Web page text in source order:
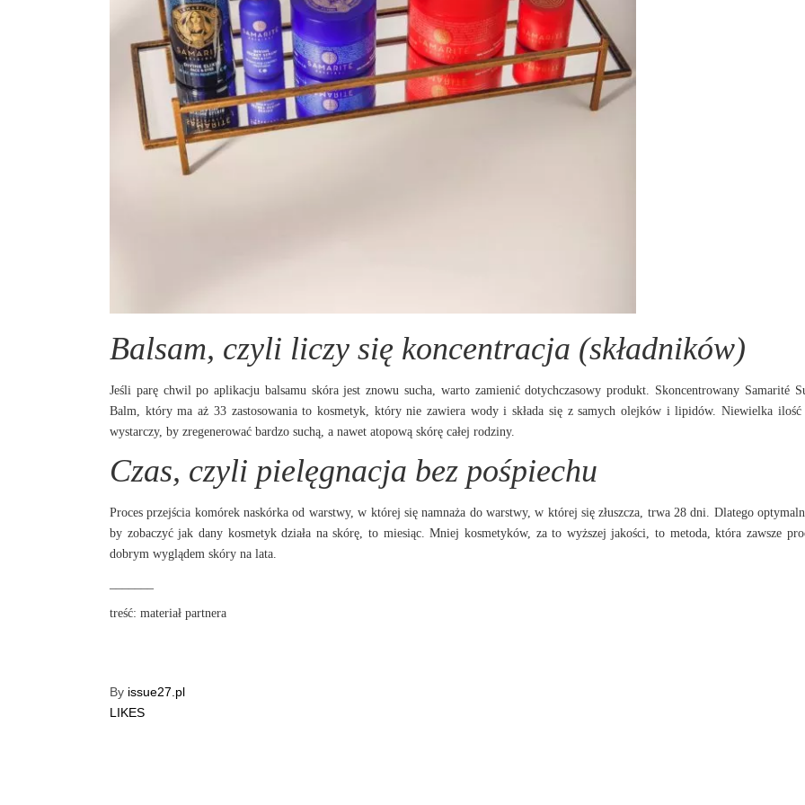
Balsam, czyli liczy się koncentracja (składników)
Jeśli parę chwil po aplikacju balsamu skóra jest znowu sucha, warto zamienić dotychczasowy produkt. Skoncentrowany Samarité
Balm, który ma aż 33 zastosowania to kosmetyk, który nie zawiera wody i składa się z samych olejków i lipidów. Niewielka ilość
wystarczy, by zregenerować bardzo suchą, a nawet atopową skórę całej rodziny.
Czas, czyli pielęgnacja bez pośpiechu
Proces przejścia komórek naskórka od warstwy, w której się namnaża do warstwy, w której się złuszcza, trwa 28 dni. Dlatego
by zobaczyć jak dany kosmetyk działa na skórę, to miesiąc. Mniej kosmetyków, za to wyższej jakości, to metoda, która zawsze
dobrym wyglądem skóry na lata.
treść: materiał partnera
By issue27.pl
LIKES